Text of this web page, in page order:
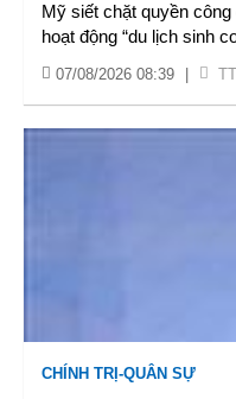
Mỹ siết chặt quyền
hoạt động “du lịch sinh
07/08/2026 08:39
CHÍNH TRỊ-QUÂN SỰ